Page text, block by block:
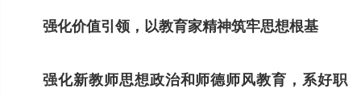
强化价值引领，以教育家精神筑牢思想根基
强化新教师思想政治和师德师风教育，系好职